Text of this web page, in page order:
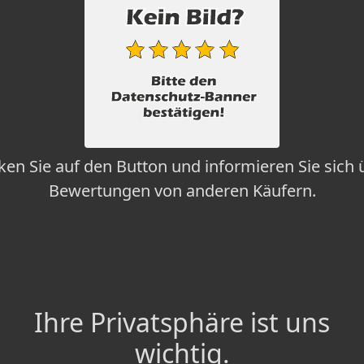
Sie auf den Button und informieren Sie sich
Bewertungen von anderen Käufern.
Ihre Privatsphäre ist uns
wichtig.